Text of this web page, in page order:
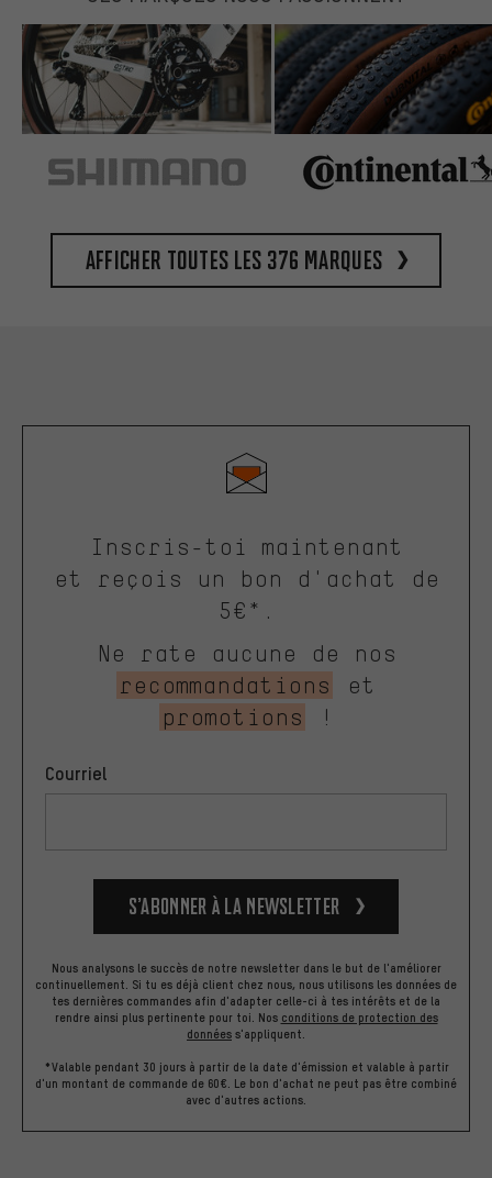
Afficher toutes les 376 marques
Inscris-toi maintenant
et reçois un bon d'achat de
5€*.
Ne rate aucune de nos
recommandations
et
promotions
!
Courriel
S’abonner à la newsletter
Nous analysons le succès de notre newsletter dans le but de l'améliorer
continuellement. Si tu es déjà client chez nous, nous utilisons les données de
tes dernières commandes afin d'adapter celle-ci à tes intérêts et de la
rendre ainsi plus pertinente pour toi. Nos conditions de protection des
données s'appliquent.
*Valable pendant 30 jours à partir de la date d'émission et valable à partir
d'un montant de commande de 60€. Le bon d'achat ne peut pas être combiné
avec d'autres actions.